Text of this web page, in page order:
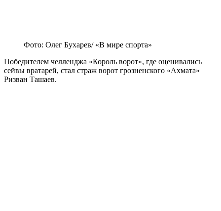
Фото: Олег Бухарев/ «В мире спорта»
Победителем челленджа «Король ворот», где оценивались
сейвы вратарей, стал страж ворот грозненского «Ахмата»
Ризван Ташаев.